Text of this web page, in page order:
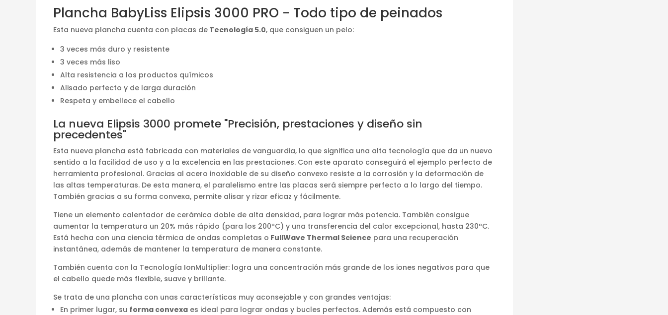
Plancha BabyLiss Elipsis 3000 PRO - Todo tipo de peinados
Esta nueva plancha cuenta con placas de Tecnología 5.0, que consiguen un pelo:
3 veces más duro y resistente
3 veces más liso
Alta resistencia a los productos químicos
Alisado perfecto y de larga duración
Respeta y embellece el cabello
La nueva Elipsis 3000 promete "Precisión, prestaciones y diseño sin
precedentes"
Esta nueva plancha está fabricada con materiales de vanguardia, lo que significa una alta tecnología que da un nuevo
sentido a la facilidad de uso y a la excelencia en las prestaciones. Con este aparato conseguirá el ejemplo perfecto de
herramienta profesional. Gracias al acero inoxidable de su diseño convexo resiste a la corrosión y la deformación de
las altas temperaturas. De esta manera, el paralelismo entre las placas será siempre perfecto a lo largo del tiempo.
También gracias a su forma convexa, permite alisar y rizar eficaz y fácilmente.
Tiene un elemento calentador de cerámica doble de alta densidad, para lograr más potencia. También consigue
aumentar la temperatura un 20% más rápido (para los 200ºC) y una transferencia del calor excepcional, hasta 230ºC.
Está hecha con una ciencia térmica de ondas completas o FullWave Thermal Science para una recuperación
instantánea, además de mantener la temperatura de manera constante.
También cuenta con la Tecnología IonMultiplier: logra una concentración más grande de los iones negativos para que
el cabello quede más flexible, suave y brillante.
Se trata de una plancha con unas características muy aconsejable y con grandes ventajas:
En primer lugar, su forma convexa es ideal para lograr ondas y bucles perfectos. Además está compuesto con